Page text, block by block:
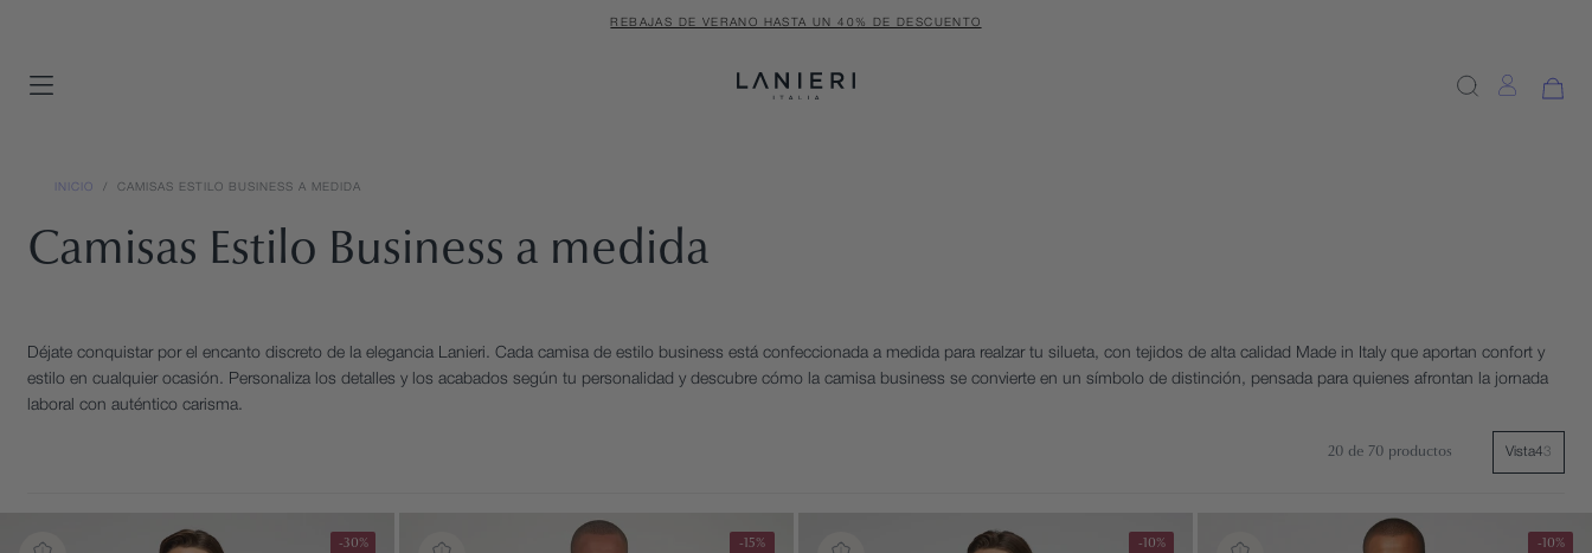
REBAJAS DE VERANO HASTA UN 40% DE DESCUENTO
ver todo
Primavera Verano
Invierno
ver todo
Cuatro estaciones
COMPRAR POR OCASIÓN
INICIO / CAMISAS ESTILO BUSINESS A MEDIDA
Camisas Estilo Business a medida
Déjate conquistar por el encanto discreto de la elegancia Lanieri. Cada camisa de estilo business está confeccionada a medida para realzar tu silueta, con tejidos de alta calidad Made in Italy que aportan confort y
estilo en cualquier ocasión. Personaliza los detalles y los acabados según tu personalidad y descubre cómo la camisa business se convierte en un símbolo de distinción, pensada para quienes afrontan la jornada
laboral con auténtico carisma.
Vista43
20 de 70 productos
-30% -15% -10% -10%